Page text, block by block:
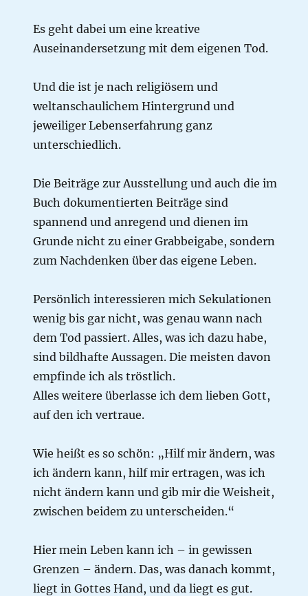
Es geht dabei um eine kreative
Auseinandersetzung mit dem eigenen Tod.
Und die ist je nach religiösem und
weltanschaulichem Hintergrund und
jeweiliger Lebenserfahrung ganz
unterschiedlich.
Die Beiträge zur Ausstellung und auch die im
Buch dokumentierten Beiträge sind
spannend und anregend und dienen im
Grunde nicht zu einer Grabbeigabe, sondern
zum Nachdenken über das eigene Leben.
Persönlich interessieren mich Sekulationen
wenig bis gar nicht, was genau wann nach
dem Tod passiert. Alles, was ich dazu habe,
sind bildhafte Aussagen. Die meisten davon
empfinde ich als tröstlich.
Alles weitere überlasse ich dem lieben Gott,
auf den ich vertraue.
Wie heißt es so schön: „Hilf mir ändern, was
ich ändern kann, hilf mir ertragen, was ich
nicht ändern kann und gib mir die Weisheit,
zwischen beidem zu unterscheiden.“
Hier mein Leben kann ich – in gewissen
Grenzen – ändern. Das, was danach kommt,
liegt in Gottes Hand, und da liegt es gut.